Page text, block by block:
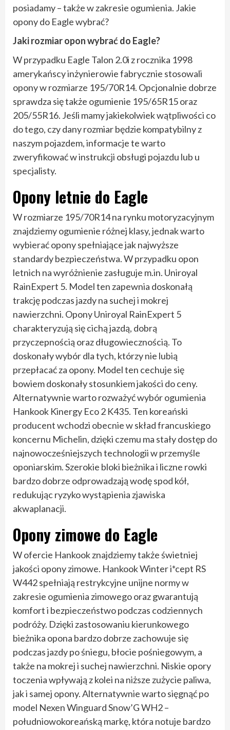
posiadamy – także w zakresie ogumienia. Jakie
opony do Eagle wybrać?
Jaki rozmiar opon wybrać do Eagle?
W przypadku Eagle Talon 2.0i z rocznika 1998
amerykańscy inżynierowie fabrycznie stosowali
opony w rozmiarze 195/70R14. Opcjonalnie dobrze
sprawdza się także ogumienie 195/65R15 oraz
205/55R16. Jeśli mamy jakiekolwiek wątpliwości co
do tego, czy dany rozmiar będzie kompatybilny z
naszym pojazdem, informacje te warto
zweryfikować w instrukcji obsługi pojazdu lub u
specjalisty.
Opony letnie do Eagle
W rozmiarze 195/70R14 na rynku motoryzacyjnym
znajdziemy ogumienie różnej klasy, jednak warto
wybierać opony spełniające jak najwyższe
standardy bezpieczeństwa. W przypadku opon
letnich na wyróżnienie zasługuje m.in. Uniroyal
RainExpert 5. Model ten zapewnia doskonałą
trakcję podczas jazdy na suchej i mokrej
nawierzchni. Opony Uniroyal RainExpert 5
charakteryzują się cichą jazdą, dobrą
przyczepnością oraz długowiecznością. To
doskonały wybór dla tych, którzy nie lubią
przepłacać za opony. Model ten cechuje się
bowiem doskonały stosunkiem jakości do ceny.
Alternatywnie warto rozważyć wybór ogumienia
Hankook Kinergy Eco 2 K435. Ten koreański
producent wchodzi obecnie w skład francuskiego
koncernu Michelin, dzięki czemu ma stały dostęp do
najnowocześniejszych technologii w przemyśle
oponiarskim. Szerokie bloki bieżnika i liczne rowki
bardzo dobrze odprowadzają wodę spod kół,
redukując ryzyko wystąpienia zjawiska
akwaplanacji.
Opony zimowe do Eagle
W ofercie Hankook znajdziemy także świetniej
jakości opony zimowe. Hankook Winter i*cept RS
W442 spełniają restrykcyjne unijne normy w
zakresie ogumienia zimowego oraz gwarantują
komfort i bezpieczeństwo podczas codziennych
podróży. Dzięki zastosowaniu kierunkowego
bieżnika opona bardzo dobrze zachowuje się
podczas jazdy po śniegu, błocie pośniegowym, a
także na mokrej i suchej nawierzchni. Niskie opory
toczenia wpływają z kolei na niższe zużycie paliwa,
jak i samej opony. Alternatywnie warto sięgnąć po
model Nexen Winguard Snow’G WH2 –
południowokoreańską markę, która notuje bardzo